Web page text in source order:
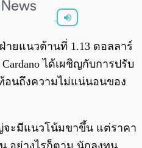
ายแนวต้านที่ 1.13 ดอลลาร์
ได้เผชิญกับการปรับ
อนถึงความไม่แน่นอนของ
ะมีแนวโน้มขาขึ้น แต่ราคา